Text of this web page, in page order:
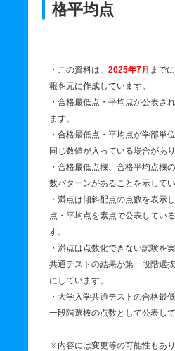
格平均点
・この資料は、 2025年7月 まで
報を元に作成しています。
・合格最低点・平均点が公表さ
ます。
・合格最低点・平均点が学部単
同じ数値が入っている場合があり
・合格最低点欄、合格平均点欄
数パターンがあることを示してい
・満点は傾斜配点の点数を表示
点・平均点を素点で公表してい
す。
・満点は点数化できない試験を
共通テストの結果が第一段階選
にしています。
・大学入学共通テストの合格最
一段階選抜の点数として公表し
※内容には変更等の可能性もあ